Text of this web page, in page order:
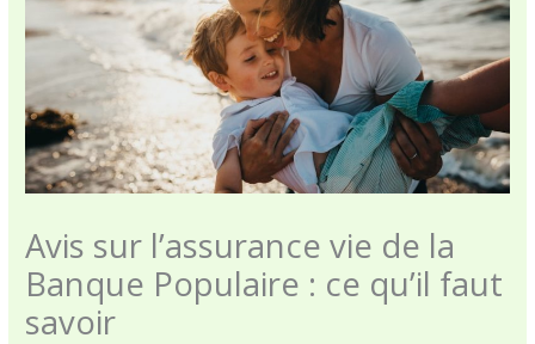
Avis sur l’assurance vie de la
Banque Populaire : ce qu’il faut
savoir